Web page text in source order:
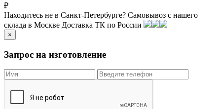
₽
Находитесь не в Санкт-Петербурге? Самовывоз с нашего
склада в Москве Доставка ТК по России
×
Запрос на изготовление